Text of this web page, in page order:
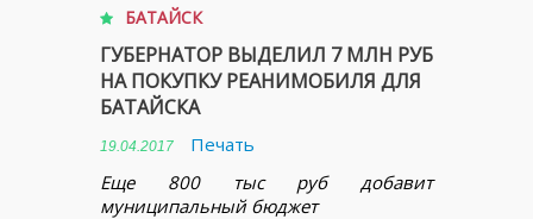
БАТАЙСК
ГУБЕРНАТОР ВЫДЕЛИЛ 7 МЛН РУБ
НА ПОКУПКУ РЕАНИМОБИЛЯ ДЛЯ
БАТАЙСКА
19.04.2017
Печать
Еще 800 тыс руб добавит
муниципальный бюджет